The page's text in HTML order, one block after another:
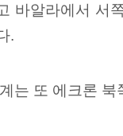
바알라에서 서
.
는 또 에크론